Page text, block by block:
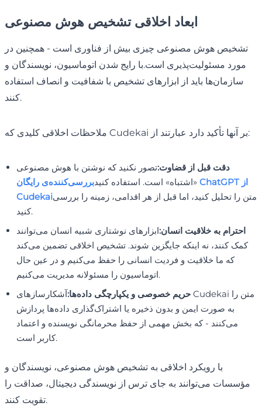
ابعاد اخلاقی تشخیص هوش مصنوعی
تشخیص هوش مصنوعی چیزی بیش از فناوری است - همچنین در
مورد مسئولیت‌پذیری است.با رایج شدن اتوماسیون، نویسندگان و
سازمان‌ها باید از ابزارهای تشخیص با شفافیت و انصاف استفاده
کنند.
ملاحظات اخلاقی کلیدی که Cudekai بر آنها تأکید دارد عبارتند از:
دقت قبل از قضاوت:تصور نکنید که نوشتن با هوش مصنوعی
«اشتباه» است. استفاده کنیدبررسی‌کننده‌ی رایگان ChatGPT از
Cudekaiمتن را تحلیل کنید، اما قبل از هر اقدامی، زمینه را بررسی
کنید.
احترام به خلاقیت انسان:ابزارهای نوشتاری شبیه انسان می‌توانند
کمک کنند، نه اینکه جایگزین شوند. تشخیص اخلاقی تضمین می‌کند
که ما خلاقیت و فردیت انسانی را حفظ می‌کنیم و در عین حال
اتوماسیون را مسئولانه مدیریت می‌کنیم.
حریم خصوصی و یکپارچگی داده‌ها:آشکارسازهای Cudekai متن را
به صورت ایمن و بدون ذخیره یا اشتراک‌گذاری داده‌ها پردازش
می‌کنند - که بخش مهمی از حفظ محرمانگی نویسنده و اعتماد
کاربر است.
با رویکرد اخلاقی به تشخیص هوش مصنوعی، نویسندگان و
مؤسسات می‌توانند به جای ترس از نویسندگی دیجیتال، صداقت را
تقویت کنند.